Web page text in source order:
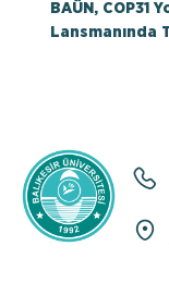
BAÜN, COP31
Lansmanında